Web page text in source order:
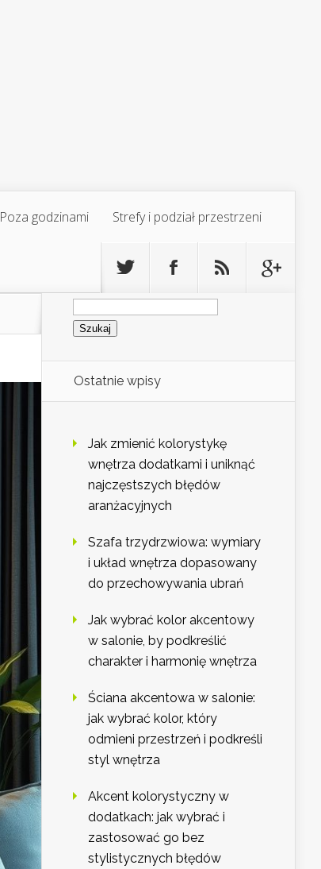
Poza godzinami Strefy i podział przestrzeni
Szukaj:
Ostatnie wpisy
Jak zmienić kolorystykę
wnętrza dodatkami i uniknąć
najczęstszych błędów
aranżacyjnych
Szafa trzydrzwiowa: wymiary
i układ wnętrza dopasowany
do przechowywania ubrań
Jak wybrać kolor akcentowy
w salonie, by podkreślić
charakter i harmonię wnętrza
Ściana akcentowa w salonie:
jak wybrać kolor, który
odmieni przestrzeń i podkreśli
styl wnętrza
Akcent kolorystyczny w
dodatkach: jak wybrać i
zastosować go bez
stylistycznych błędów